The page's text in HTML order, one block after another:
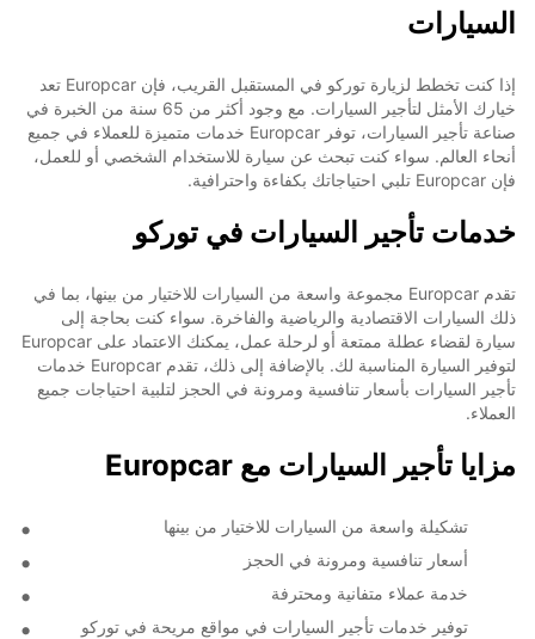
السيارات
إذا كنت تخطط لزيارة توركو في المستقبل القريب، فإن Europcar تعد
خيارك الأمثل لتأجير السيارات. مع وجود أكثر من 65 سنة من الخبرة في
صناعة تأجير السيارات، توفر Europcar خدمات متميزة للعملاء في جميع
أنحاء العالم. سواء كنت تبحث عن سيارة للاستخدام الشخصي أو للعمل،
فإن Europcar تلبي احتياجاتك بكفاءة واحترافية.
خدمات تأجير السيارات في توركو
تقدم Europcar مجموعة واسعة من السيارات للاختيار من بينها، بما في
ذلك السيارات الاقتصادية والرياضية والفاخرة. سواء كنت بحاجة إلى
سيارة لقضاء عطلة ممتعة أو لرحلة عمل، يمكنك الاعتماد على Europcar
لتوفير السيارة المناسبة لك. بالإضافة إلى ذلك، تقدم Europcar خدمات
تأجير السيارات بأسعار تنافسية ومرونة في الحجز لتلبية احتياجات جميع
العملاء.
مزايا تأجير السيارات مع Europcar
تشكيلة واسعة من السيارات للاختيار من بينها
أسعار تنافسية ومرونة في الحجز
خدمة عملاء متفانية ومحترفة
توفير خدمات تأجير السيارات في مواقع مريحة في توركو